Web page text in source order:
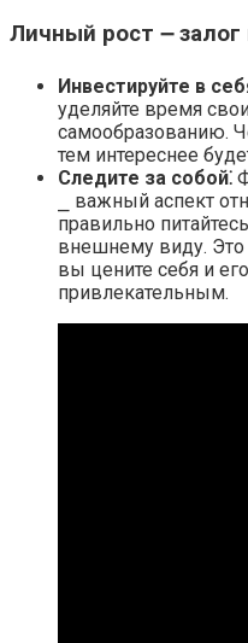
Личный рост ౼ залог
Инвестируйте в
уделяйте время
самообразованию.​
тем интереснее
Следите за собой⁚
⎯ важный аспект
правильно
внешнему виду.​ Это
вы цените себя и
привлекательным.​